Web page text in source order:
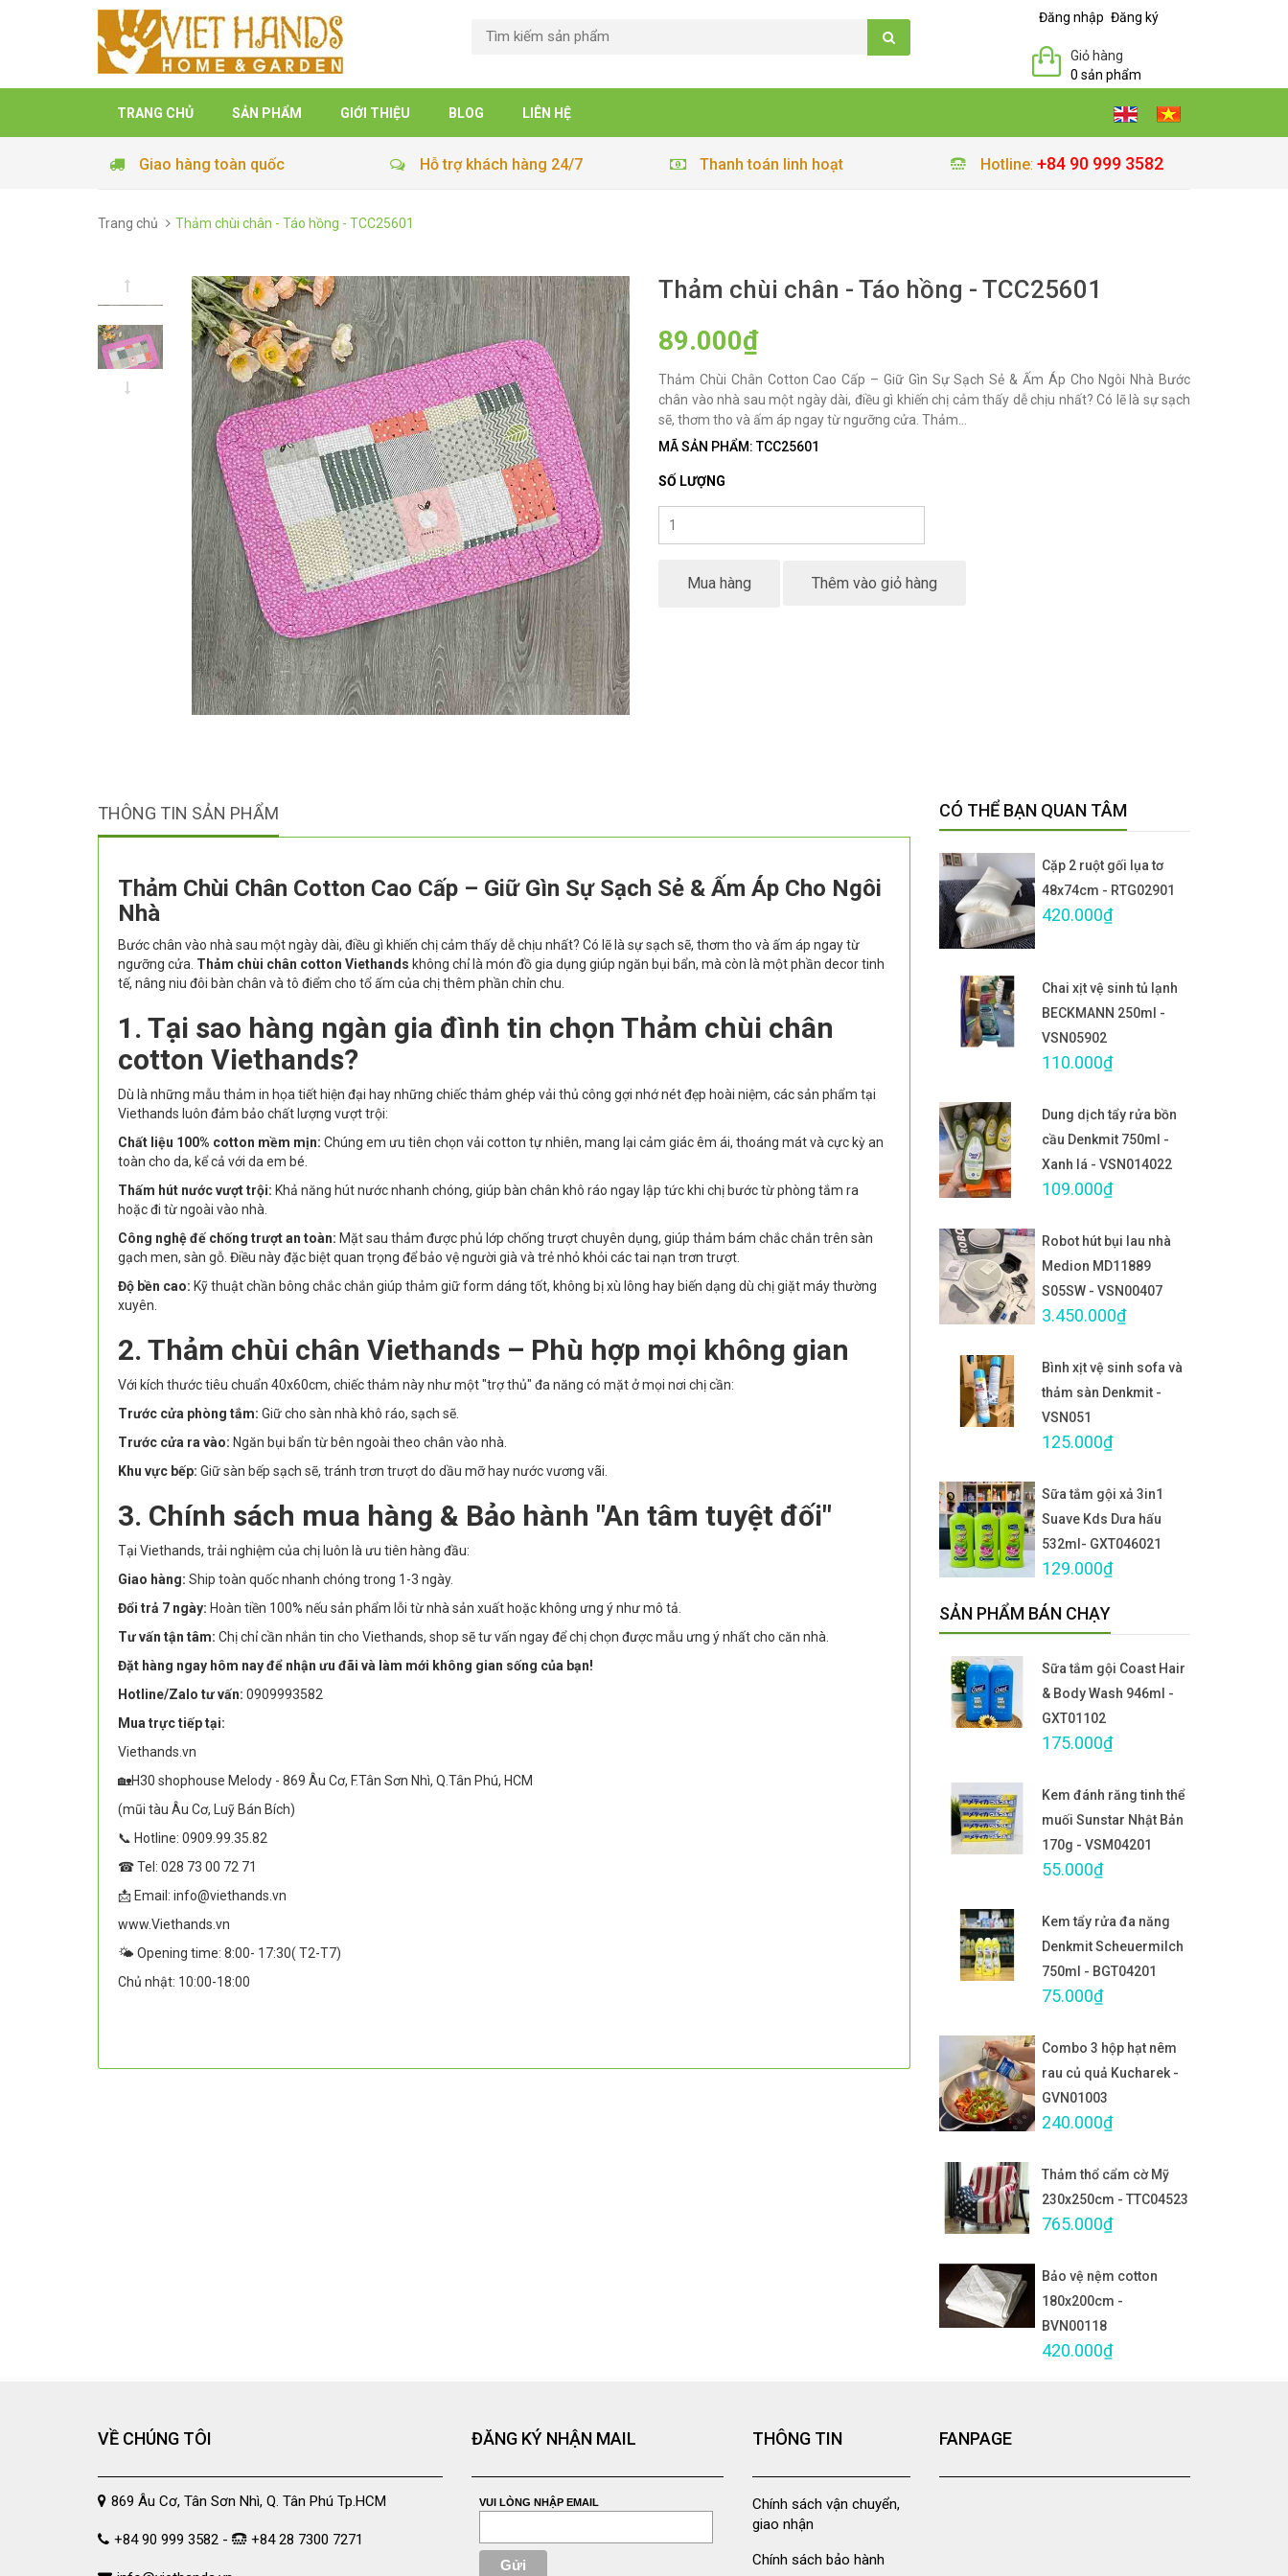
Đăng nhập Đăng ký
Giỏ hàng
0 sản phẩm
TRANG CHỦ SẢN PHẨM GIỚI THIỆU BLOG LIÊN HỆ
Giao hàng toàn quốc Hỗ trợ khách hàng 24/7 Thanh toán linh hoạt Hotline: +84 90 999 3582
Trang chủ Thảm chùi chân - Táo hồng - TCC25601
Thảm chùi chân - Táo hồng - TCC25601
89.000₫
Thảm Chùi Chân Cotton Cao Cấp – Giữ Gìn Sự Sạch Sẻ & Ấm Áp Cho Ngôi Nhà Bước
chân vào nhà sau một ngày dài, điều gì khiến chị cảm thấy dễ chịu nhất? Có lẽ là sự sạch
sẽ, thơm tho và ấm áp ngay từ ngưỡng cửa. Thảm...
MÃ SẢN PHẨM: TCC25601
SỐ LƯỢNG
Mua hàng Thêm vào giỏ hàng
THÔNG TIN SẢN PHẨM
Thảm Chùi Chân Cotton Cao Cấp – Giữ Gìn Sự Sạch Sẻ & Ấm Áp Cho Ngôi
Nhà
Bước chân vào nhà sau một ngày dài, điều gì khiến chị cảm thấy dễ chịu nhất? Có lẽ là sự sạch sẽ, thơm tho và ấm áp ngay từ
ngưỡng cửa. Thảm chùi chân cotton Viethands không chỉ là món đồ gia dụng giúp ngăn bụi bẩn, mà còn là một phần decor tinh
tế, nâng niu đôi bàn chân và tô điểm cho tổ ấm của chị thêm phần chỉn chu.
1. Tại sao hàng ngàn gia đình tin chọn Thảm chùi chân
cotton Viethands?
Dù là những mẫu thảm in họa tiết hiện đại hay những chiếc thảm ghép vải thủ công gợi nhớ nét đẹp hoài niệm, các sản phẩm tại
Viethands luôn đảm bảo chất lượng vượt trội:
Chất liệu 100% cotton mềm mịn: Chúng em ưu tiên chọn vải cotton tự nhiên, mang lại cảm giác êm ái, thoáng mát và cực kỳ an
toàn cho da, kể cả với da em bé.
Thấm hút nước vượt trội: Khả năng hút nước nhanh chóng, giúp bàn chân khô ráo ngay lập tức khi chị bước từ phòng tắm ra
hoặc đi từ ngoài vào nhà.
Công nghệ đế chống trượt an toàn: Mặt sau thảm được phủ lớp chống trượt chuyên dụng, giúp thảm bám chắc chắn trên sàn
gạch men, sàn gỗ. Điều này đặc biệt quan trọng để bảo vệ người già và trẻ nhỏ khỏi các tai nạn trơn trượt.
Độ bền cao: Kỹ thuật chần bông chắc chắn giúp thảm giữ form dáng tốt, không bị xù lông hay biến dạng dù chị giặt máy thường
xuyên.
2. Thảm chùi chân Viethands – Phù hợp mọi không gian
Với kích thước tiêu chuẩn 40x60cm, chiếc thảm này như một "trợ thủ" đa năng có mặt ở mọi nơi chị cần:
Trước cửa phòng tắm: Giữ cho sàn nhà khô ráo, sạch sẽ.
Trước cửa ra vào: Ngăn bụi bẩn từ bên ngoài theo chân vào nhà.
Khu vực bếp: Giữ sàn bếp sạch sẽ, tránh trơn trượt do dầu mỡ hay nước vương vãi.
3. Chính sách mua hàng & Bảo hành "An tâm tuyệt đối"
Tại Viethands, trải nghiệm của chị luôn là ưu tiên hàng đầu:
Giao hàng: Ship toàn quốc nhanh chóng trong 1-3 ngày.
Đổi trả 7 ngày: Hoàn tiền 100% nếu sản phẩm lỗi từ nhà sản xuất hoặc không ưng ý như mô tả.
Tư vấn tận tâm: Chị chỉ cần nhắn tin cho Viethands, shop sẽ tư vấn ngay để chị chọn được mẫu ưng ý nhất cho căn nhà.
Đặt hàng ngay hôm nay để nhận ưu đãi và làm mới không gian sống của bạn!
Hotline/Zalo tư vấn: 0909993582
Mua trực tiếp tại:
Viethands.vn
🏡H30 shophouse Melody - 869 Âu Cơ, F.Tân Sơn Nhì, Q.Tân Phú, HCM
(mũi tàu Âu Cơ, Luỹ Bán Bích)
📞 Hotline: 0909.99.35.82
☎ Tel: 028 73 00 72 71
📩 Email: info@viethands.vn
www.Viethands.vn
🌤️ Opening time: 8:00- 17:30( T2-T7)
Chủ nhật: 10:00-18:00
CÓ THỂ BẠN QUAN TÂM
Cặp 2 ruột gối lụa tơ
48x74cm - RTG02901
420.000₫
Chai xịt vệ sinh tủ lạnh
BECKMANN 250ml -
VSN05902
110.000₫
Dung dịch tẩy rửa bồn
cầu Denkmit 750ml -
Xanh lá - VSN014022
109.000₫
Robot hút bụi lau nhà
Medion MD11889
S05SW - VSN00407
3.450.000₫
Bình xịt vệ sinh sofa và
thảm sàn Denkmit -
VSN051
125.000₫
Sữa tắm gội xả 3in1
Suave Kds Dưa hấu
532ml- GXT046021
129.000₫
SẢN PHẨM BÁN CHẠY
Sữa tắm gội Coast Hair
& Body Wash 946ml -
GXT01102
175.000₫
Kem đánh răng tinh thể
muối Sunstar Nhật Bản
170g - VSM04201
55.000₫
Kem tẩy rửa đa năng
Denkmit Scheuermilch
750ml - BGT04201
75.000₫
Combo 3 hộp hạt nêm
rau củ quả Kucharek -
GVN01003
240.000₫
Thảm thổ cẩm cờ Mỹ
230x250cm - TTC04523
765.000₫
Bảo vệ nệm cotton
180x200cm -
BVN00118
420.000₫
VỀ CHÚNG TÔI
869 Âu Cơ, Tân Sơn Nhì, Q. Tân Phú Tp.HCM
+84 90 999 3582 - +84 28 7300 7271
ĐĂNG KÝ NHẬN MAIL
VUI LÒNG NHẬP EMAIL
THÔNG TIN
Chính sách vận chuyển,
giao nhận
Chính sách bảo hành
FANPAGE